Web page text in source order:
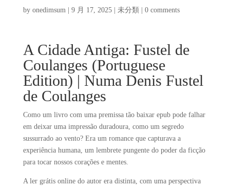
by onedimsum| 9 月 17, 2025| 未分類 0 comments
A Cidade Antiga: Fustel de
Coulanges (Portuguese
Edition) | Numa Denis Fustel
de Coulanges
Como um livro com uma premissa tão baixar epub pode falhar
em deixar uma impressão duradoura, como um segredo
sussurrado ao vento? Era um romance que capturava a
experiência humana, um lembrete pungente do poder da ficção
para tocar nossos corações e mentes.
A ler grátis online do autor era distinta, com uma perspectiva